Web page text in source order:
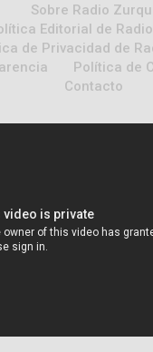
Sobre Radio
Editorial de
de Privacidad de
Política de
Contacto